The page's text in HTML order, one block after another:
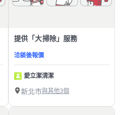
提供「大掃除」服務
洽談後報價
愛立潔清潔
新北市與其他3個